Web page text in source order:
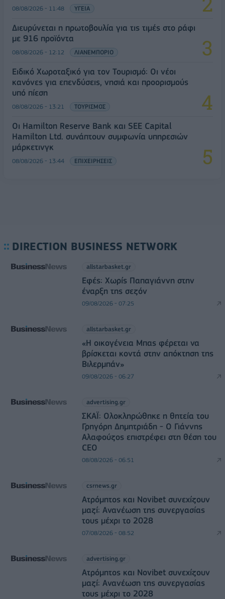
08/08/2026 - 11:48 ΥΓΕΙΑ
Διευρύνεται η πρωτοβουλία για τις τιμές στο ράφι
με 916 προϊόντα
08/08/2026 - 12:12 ΛΙΑΝΕΜΠΟΡΙΟ
Ειδικό Χωροταξικό για τον Τουρισμό: Οι νέοι
κανόνες για επενδύσεις, νησιά και προορισμούς
υπό πίεση
08/08/2026 - 13:21 ΤΟΥΡΙΣΜΟΣ
Οι Hamilton Reserve Bank και SEE Capital
Hamilton Ltd. συνάπτουν συμφωνία υπηρεσιών
μάρκετινγκ
08/08/2026 - 13:44 ΕΠΙΧΕΙΡΗΣΕΙΣ
DIRECTION BUSINESS NETWORK
allstarbasket.gr
Εφές: Χωρίς Παπαγιάννη στην
έναρξη της σεζόν
09/08/2026 - 07:25
allstarbasket.gr
«Η οικογένεια Μπας φέρεται να
βρίσκεται κοντά στην απόκτηση της
Βιλερμπάν»
09/08/2026 - 06:27
advertising.gr
ΣΚΑΪ: Ολοκληρώθηκε η θητεία του
Γρηγόρη Δημητριάδη - Ο Γιάννης
Αλαφούζος επιστρέφει στη θέση του
CEO
08/08/2026 - 06:51
csrnews.gr
Ατρόμητος και Novibet συνεχίζουν
μαζί: Ανανέωση της συνεργασίας
τους μέχρι το 2028
07/08/2026 - 08:52
advertising.gr
Ατρόμητος και Novibet συνεχίζουν
μαζί: Ανανέωση της συνεργασίας
τους μέχρι το 2028